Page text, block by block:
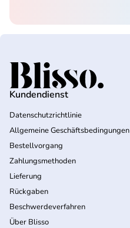
Startseite
Kundendienst
Datenschutzrichtlinie
Allgemeine Geschäftsbedingungen
Bestellvorgang
Zahlungsmethoden
Lieferung
Rückgaben
Beschwerdeverfahren
Über Blisso